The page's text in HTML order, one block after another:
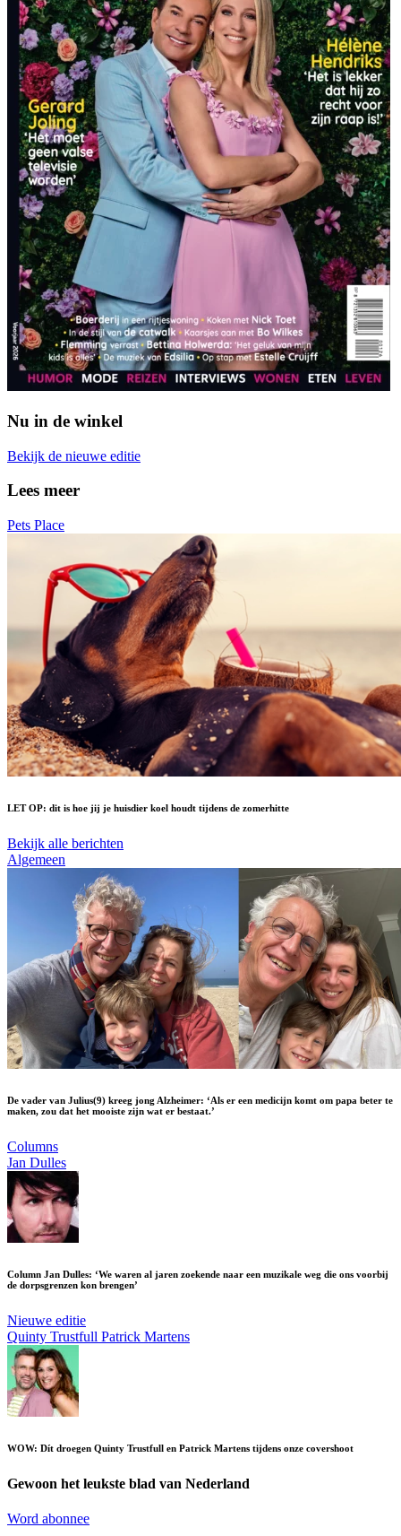
Nu in de winkel
Bekijk de nieuwe editie
Lees meer
Pets Place
LET OP: dit is hoe jij je huisdier koel houdt tijdens de zomerhitte
Bekijk alle berichten
Algemeen
De vader van Julius(9) kreeg jong Alzheimer: ‘Als er een medicijn komt om papa beter te
maken, zou dat het mooiste zijn wat er bestaat.’
Columns
Jan Dulles
Column Jan Dulles: ‘We waren al jaren zoekende naar een muzikale weg die ons voorbij
de dorpsgrenzen kon brengen’
Nieuwe editie
Quinty Trustfull Patrick Martens
WOW: Dít droegen Quinty Trustfull en Patrick Martens tijdens onze covershoot
Gewoon het leukste blad van Nederland
Word abonnee